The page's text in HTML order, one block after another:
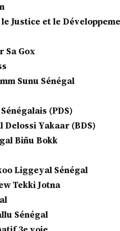
Justice et le
Sa Gox
Sunu Sénégal
(PDS)
Delossi Yakaar (BDS)
Biñu Bokk
Liggeyal Sénégal
Tekki Jotna
Sénégal